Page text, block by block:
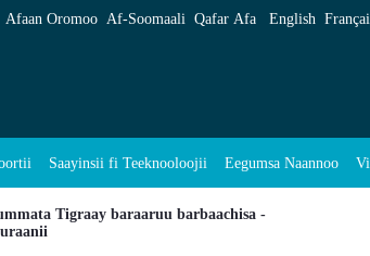
Afaan Oromoo Af‑Soomaali Qafar Afa English
Saayinsii fi Teeknooloojii Eegumsa Naannoo
Tigraay baraaruu barbaachisa -